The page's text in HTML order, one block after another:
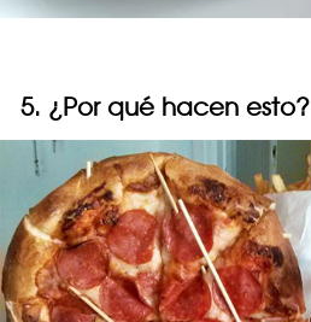
5. ¿Por qué hacen esto?